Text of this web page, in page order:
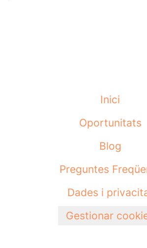
Inici
Oportunitats
Blog
Preguntes
Dades i
Gestionar